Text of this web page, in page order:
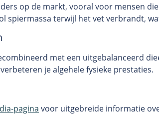
op de markt, vooral voor mensen
terwijl het vet verbrandt,
met een uitgebalanceerd
je algehele fysieke prestaties.
pagina voor uitgebreide informatie